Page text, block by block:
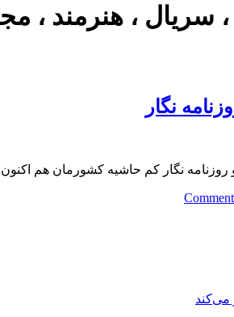
سریال ، هنرمند ،
نگار
Comment
on
می‌کند